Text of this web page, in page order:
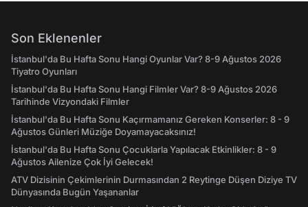
Son Eklenenler
İstanbul'da Bu Hafta Sonu Hangi Oyunlar Var? 8-9 Ağustos 2026
Tiyatro Oyunları
İstanbul'da Bu Hafta Sonu Hangi Filmler Var? 8-9 Ağustos 2026
Tarihinde Vizyondaki Filmler
İstanbul'da Bu Hafta Sonu Kaçırmamanız Gereken Konserler: 8 - 9
Ağustos Günleri Müziğe Doyamayacaksınız!
İstanbul'da Bu Hafta Sonu Çocuklarla Yapılacak Etkinlikler: 8 - 9
Ağustos Ailenize Çok İyi Gelecek!
ATV Dizisinin Çekimlerinin Durmasından 2 Reytinge Düşen Diziye TV
Dünyasında Bugün Yaşananlar